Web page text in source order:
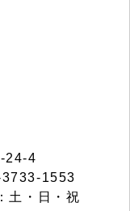
24-4
1553
土・日・祝